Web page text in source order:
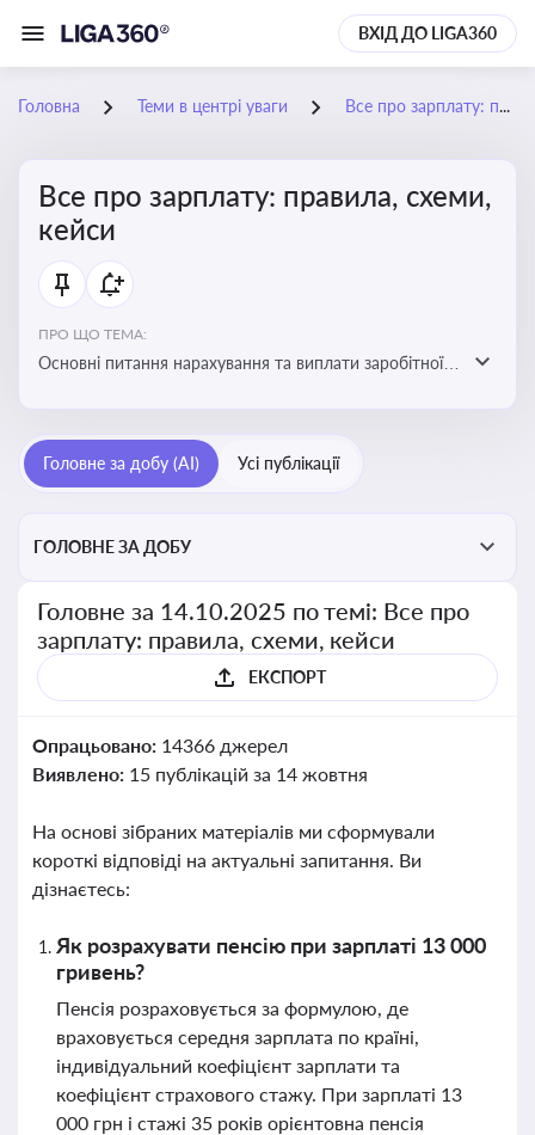
ВХІД ДО LIGA360
Головна Теми в центрі уваги Все про зарплату: правила, схеми, кейси
Все про зарплату: правила, схеми,
кейси
ПРО ЩО ТЕМА:
Основні питання нарахування та виплати заробітної
інформації про можливі схеми зловживань
Головне за добу (AI) Усі публікації
ГОЛОВНЕ ЗА ДОБУ
Головне за 14.10.2025 по темі: Все про
зарплату: правила, схеми, кейси
ЕКСПОРТ
Опрацьовано: 14366 джерел
Виявлено: 15 публікацій за 14 жовтня
На основі зібраних матеріалів ми сформували
короткі відповіді на актуальні запитання. Ви
дізнаєтесь:
Як розрахувати пенсію при зарплаті 13 000
гривень?
Пенсія розраховується за формулою, де
враховується середня зарплата по країні,
індивідуальний коефіцієнт зарплати та
коефіцієнт страхового стажу. При зарплаті 13
000 грн і стажі 35 років орієнтовна пенсія